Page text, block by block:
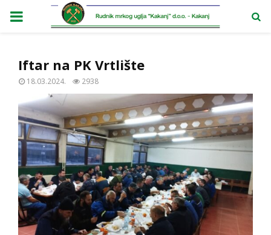
PRIMARY
Iftar na PK Vrtlište
18.03.2024. 2938